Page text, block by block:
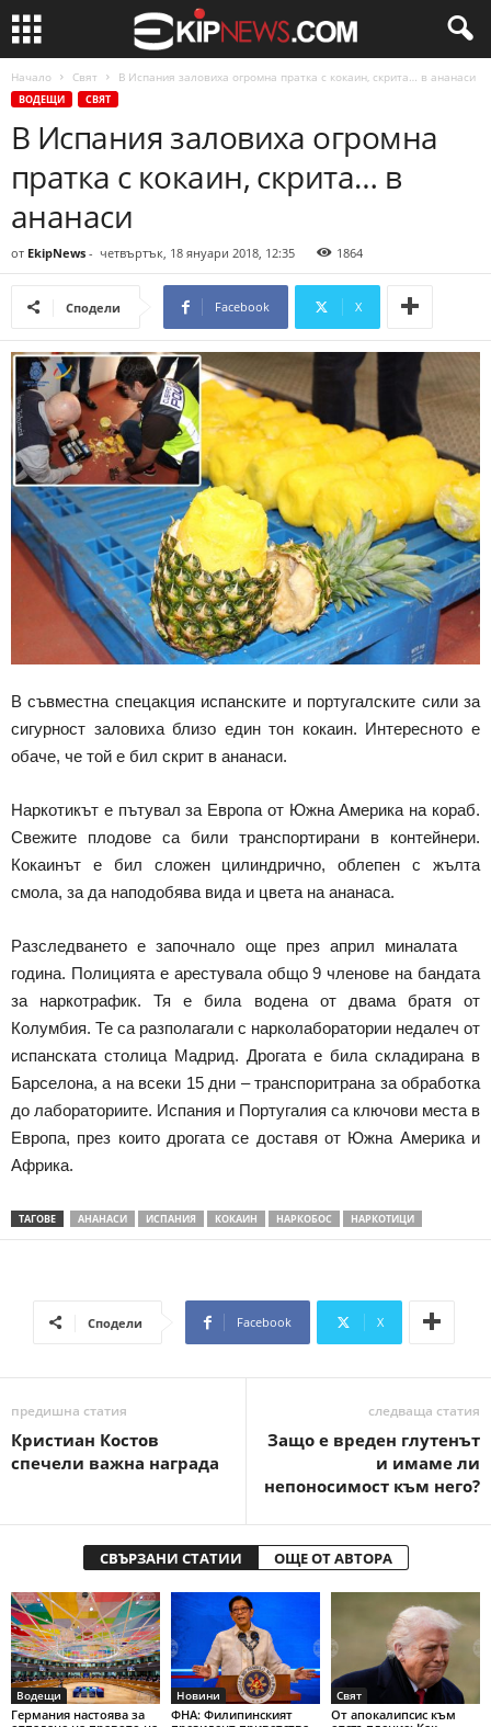
Начало Свят В Испания заловиха огромна пратка с кокаин, скрита… в ананаси
ВОДЕЩИ СВЯТ
В Испания заловиха огромна
пратка с кокаин, скрита… в
ананаси
от EkipNews - четвъртък, 18 януари 2018, 12:35 1864
Сподели Facebook X
В съвместна спецакция испанските и португалските сили за
сигурност заловиха близо един тон кокаин. Интересното е
обаче, че той е бил скрит в ананаси.
Наркотикът е пътувал за Европа от Южна Америка на кораб.
Свежите плодове са били транспортирани в контейнери.
Кокаинът е бил сложен цилиндрично, облепен с жълта
смола, за да наподобява вида и цвета на ананаса.
Разследването е започнало още през април миналата
година. Полицията е арестувала общо 9 членове на бандата
за наркотрафик. Тя е била водена от двама братя от
Колумбия. Те са разполагали с нарколаборатории недалеч от
испанската столица Мадрид. Дрогата е била складирана в
Барселона, а на всеки 15 дни – транспоритрана за обработка
до лабораториите. Испания и Португалия са ключови места в
Европа, през които дрогата се доставя от Южна Америка и
Африка.
ТАГОВЕ АНАНАСИ ИСПАНИЯ КОКАИН НАРКОБОС НАРКОТИЦИ
Сподели Facebook X
предишна статия
Кристиан Костов
спечели важна награда
следваща статия
Защо е вреден глутенът
и имаме ли
непоносимост към него?
СВЪРЗАНИ СТАТИИ ОЩЕ ОТ АВТОРА
Водещи
Германия настоява за
Новини
ФНА: Филипинският
Свят
От апокалипсис към